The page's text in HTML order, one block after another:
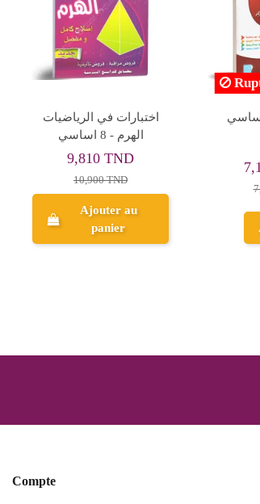
في الاختبارات - 8 اساسي
Collection Pilote
14,355 TND
Aperçu
Compte